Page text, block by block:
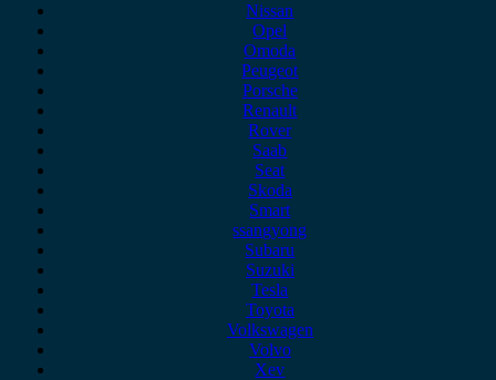
Nissan
Opel
Omoda
Peugeot
Porsche
Renault
Rover
Saab
Seat
Skoda
Smart
ssangyong
Subaru
Suzuki
Tesla
Toyota
Volkswagen
Volvo
Xev